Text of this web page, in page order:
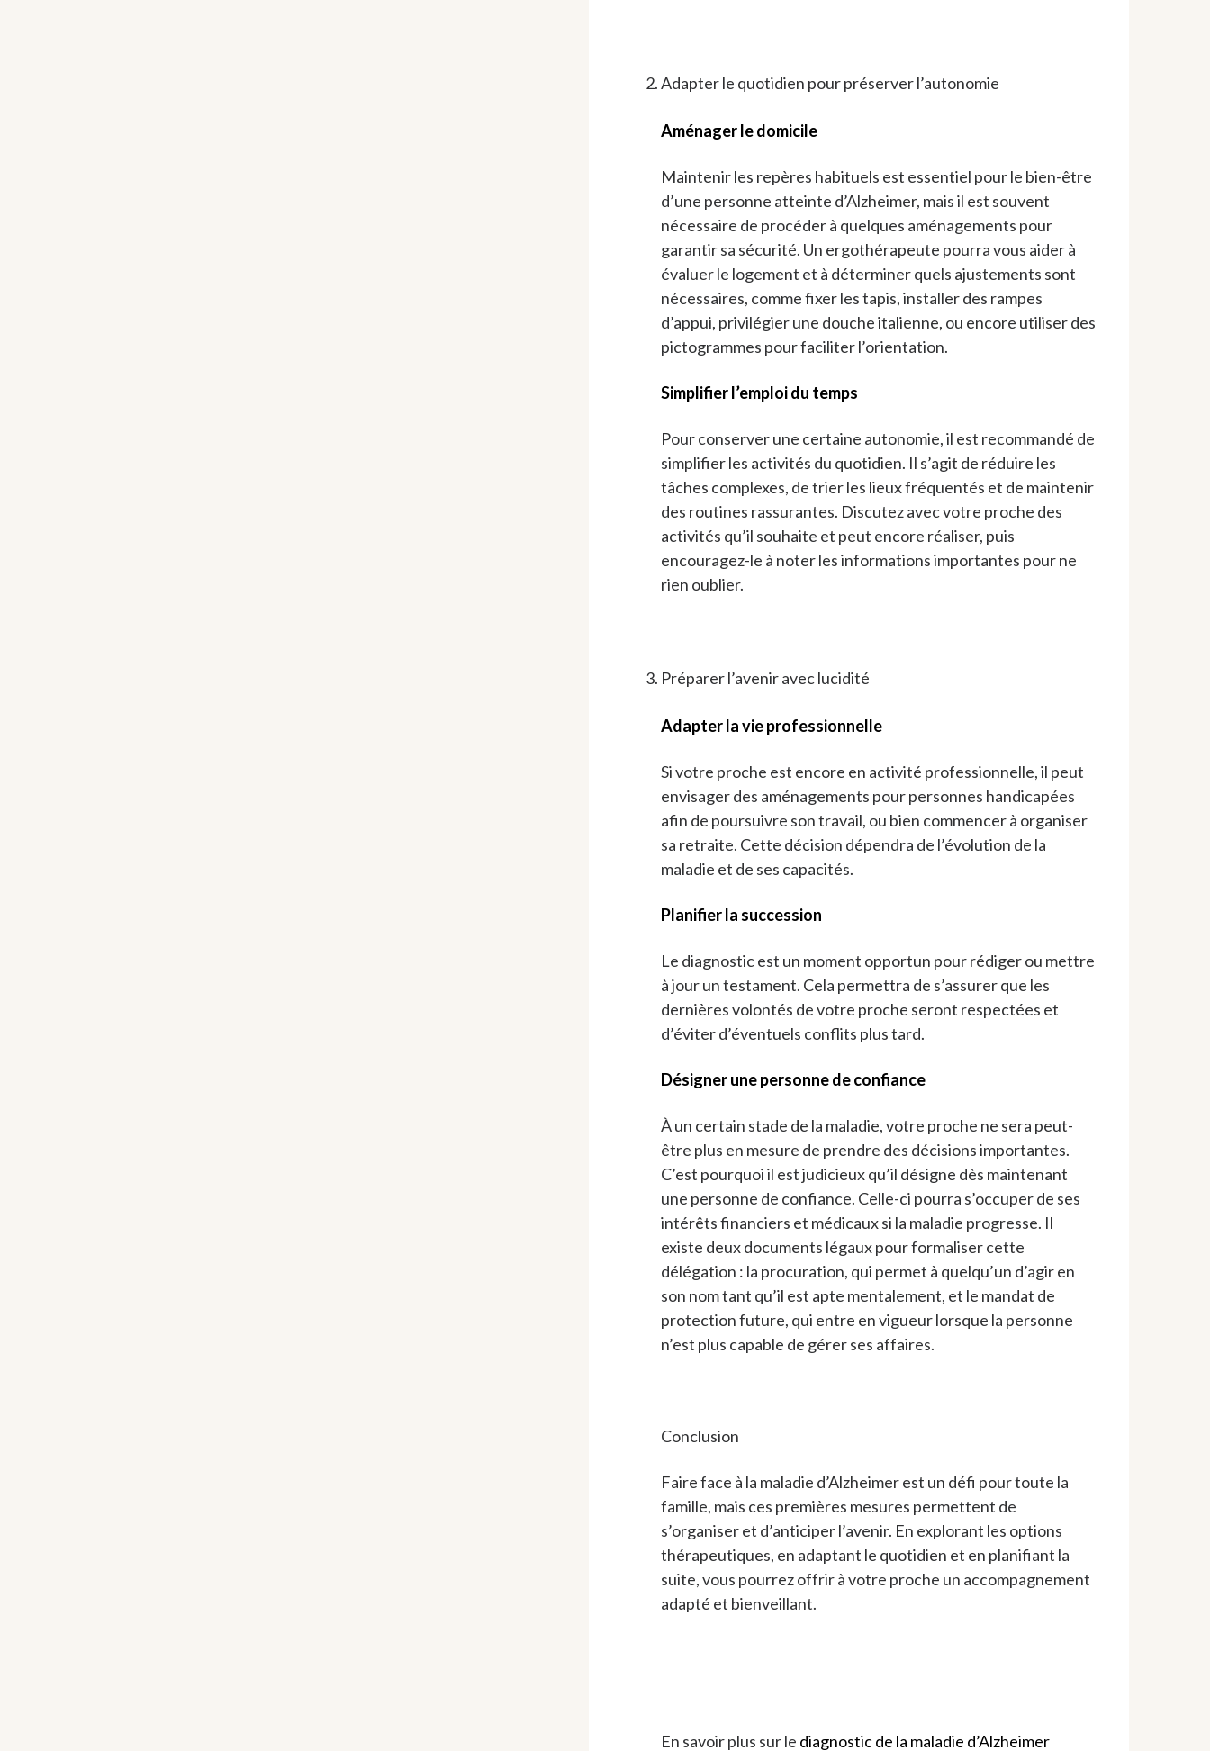
Adapter le quotidien pour préserver l’autonomie
Aménager le domicile
Maintenir les repères habituels est essentiel pour le bien-être
d’une personne atteinte d’Alzheimer, mais il est souvent
nécessaire de procéder à quelques aménagements pour
garantir sa sécurité. Un ergothérapeute pourra vous aider à
évaluer le logement et à déterminer quels ajustements sont
nécessaires, comme fixer les tapis, installer des rampes
d’appui, privilégier une douche italienne, ou encore utiliser des
pictogrammes pour faciliter l’orientation.
Simplifier l’emploi du temps
Pour conserver une certaine autonomie, il est recommandé de
simplifier les activités du quotidien. Il s’agit de réduire les
tâches complexes, de trier les lieux fréquentés et de maintenir
des routines rassurantes. Discutez avec votre proche des
activités qu’il souhaite et peut encore réaliser, puis
encouragez-le à noter les informations importantes pour ne
rien oublier.
Préparer l’avenir avec lucidité
Adapter la vie professionnelle
Si votre proche est encore en activité professionnelle, il peut
envisager des aménagements pour personnes handicapées
afin de poursuivre son travail, ou bien commencer à organiser
sa retraite. Cette décision dépendra de l’évolution de la
maladie et de ses capacités.
Planifier la succession
Le diagnostic est un moment opportun pour rédiger ou mettre
à jour un testament. Cela permettra de s’assurer que les
dernières volontés de votre proche seront respectées et
d’éviter d’éventuels conflits plus tard.
Désigner une personne de confiance
À un certain stade de la maladie, votre proche ne sera peut-
être plus en mesure de prendre des décisions importantes.
C’est pourquoi il est judicieux qu’il désigne dès maintenant
une personne de confiance. Celle-ci pourra s’occuper de ses
intérêts financiers et médicaux si la maladie progresse. Il
existe deux documents légaux pour formaliser cette
délégation : la procuration, qui permet à quelqu’un d’agir en
son nom tant qu’il est apte mentalement, et le mandat de
protection future, qui entre en vigueur lorsque la personne
n’est plus capable de gérer ses affaires.
Conclusion
Faire face à la maladie d’Alzheimer est un défi pour toute la
famille, mais ces premières mesures permettent de
s’organiser et d’anticiper l’avenir. En explorant les options
thérapeutiques, en adaptant le quotidien et en planifiant la
suite, vous pourrez offrir à votre proche un accompagnement
adapté et bienveillant.
En savoir plus sur le diagnostic de la maladie d’Alzheimer